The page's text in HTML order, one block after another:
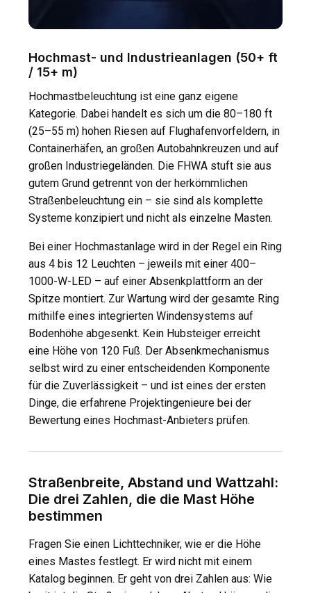
Hochmast- und Industrieanlagen (50+ ft
/ 15+ m)
Hochmastbeleuchtung ist eine ganz eigene
Kategorie. Dabei handelt es sich um die 80–180 ft
(25–55 m) hohen Riesen auf Flughafenvorfeldern, in
Containerhäfen, an großen Autobahnkreuzen und auf
großen Industriegeländen. Die FHWA stuft sie aus
gutem Grund getrennt von der herkömmlichen
Straßenbeleuchtung ein – sie sind als komplette
Systeme konzipiert und nicht als einzelne Masten.
Bei einer Hochmastanlage wird in der Regel ein Ring
aus 4 bis 12 Leuchten – jeweils mit einer 400–
1000-W-LED – auf einer Absenkplattform an der
Spitze montiert. Zur Wartung wird der gesamte Ring
mithilfe eines integrierten Windensystems auf
Bodenhöhe abgesenkt. Kein Hubsteiger erreicht
eine Höhe von 120 Fuß. Der Absenkmechanismus
selbst wird zu einer entscheidenden Komponente
für die Zuverlässigkeit – und ist eines der ersten
Dinge, die erfahrene Projektingenieure bei der
Bewertung eines Hochmast-Anbieters prüfen.
Straßenbreite, Abstand und Wattzahl:
Die drei Zahlen, die die Mast Höhe
bestimmen
Fragen Sie einen Lichttechniker, wie er die Höhe
eines Mastes festlegt. Er wird nicht mit einem
Katalog beginnen. Er geht von drei Zahlen aus: Wie